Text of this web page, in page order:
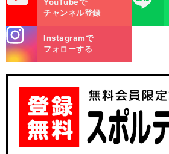
YouTubeで
チャンネル登録
m
Instagramで
フォローする